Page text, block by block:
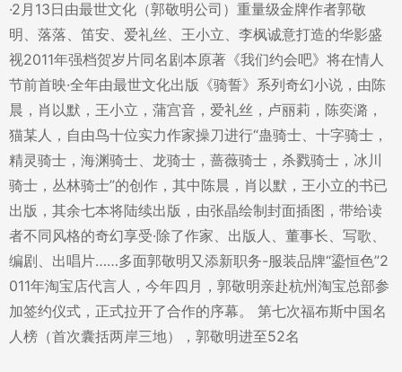
·2月13日由最世文化（郭敬明公司）重量级金牌作者郭敬
明、落落、笛安、爱礼丝、王小立、李枫诚意打造的华影盛
视2011年强档贺岁片同名剧本原著《我们约会吧》将在情人
节前首映·全年由最世文化出版《骑誓》系列奇幻小说，由陈
晨，肖以默，王小立，蒲宫音，爱礼丝，卢丽莉，陈奕潞，
猫某人，自由鸟十位实力作家操刀进行“蛊骑士、十字骑士，
精灵骑士，海渊骑士、龙骑士，蔷薇骑士，杀戮骑士，冰川
骑士，丛林骑士”的创作，其中陈晨，肖以默，王小立的书已
出版，其余七本将陆续出版，由张晶绘制封面插图，带给读
者不同风格的奇幻享受·除了作家、出版人、董事长、写歌、
编剧、出唱片……多面郭敬明又添新职务-服装品牌“鎏恒色”2
011年淘宝店代言人，今年四月，郭敬明亲赴杭州淘宝总部参
加签约仪式，正式拉开了合作的序幕。 第七次福布斯中国名
人榜（首次囊括两岸三地），郭敬明进至52名